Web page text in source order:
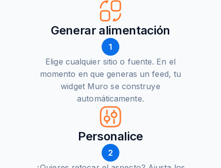
Generar alimentación
1
Elige cualquier sitio o fuente. En el
momento en que generas un feed, tu
widget Muro se construye
automáticamente.
Personalice
2